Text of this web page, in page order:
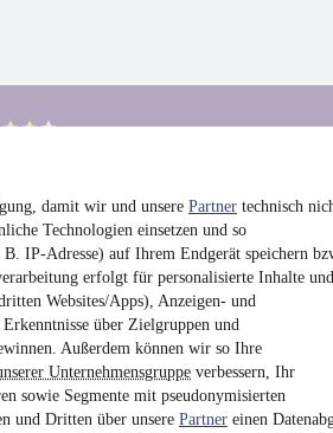
damit wir und unsere Partner technisch
Technologien einsetzen und so
B. IP-Adresse) auf Ihrem Endgerät speichern
erfolgt für personalisierte Inhalte und
Websites/Apps), Anzeigen- und
über Zielgruppen und
Außerdem können wir so Ihre
Unternehmensgruppe verbessern, Ihr
sowie Segmente mit pseudonymisierten
und Dritten über unsere Partner einen
schnell und einfach